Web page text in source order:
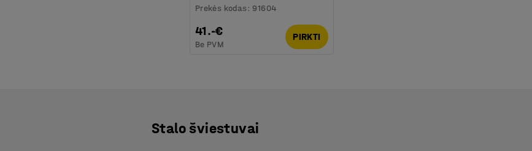
Prekės kodas : 91604
41.-€
Be PVM
PIRKTI
Stalo šviestuvai